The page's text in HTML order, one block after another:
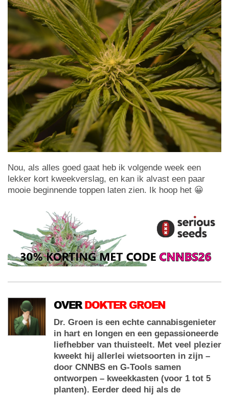
Nou, als alles goed gaat heb ik volgende week een
lekker kort kweekverslag, en kan ik alvast een paar
mooie beginnende toppen laten zien. Ik hoop het 😀
OVERDOKTER GROEN
Dr. Groen is een echte cannabisgenieter
in hart en longen en een gepassioneerde
liefhebber van thuisteelt. Met veel plezier
kweekt hij allerlei wietsoorten in zijn –
door CNNBS en G-Tools samen
ontworpen – kweekkasten (voor 1 tot 5
planten). Eerder deed hij als de